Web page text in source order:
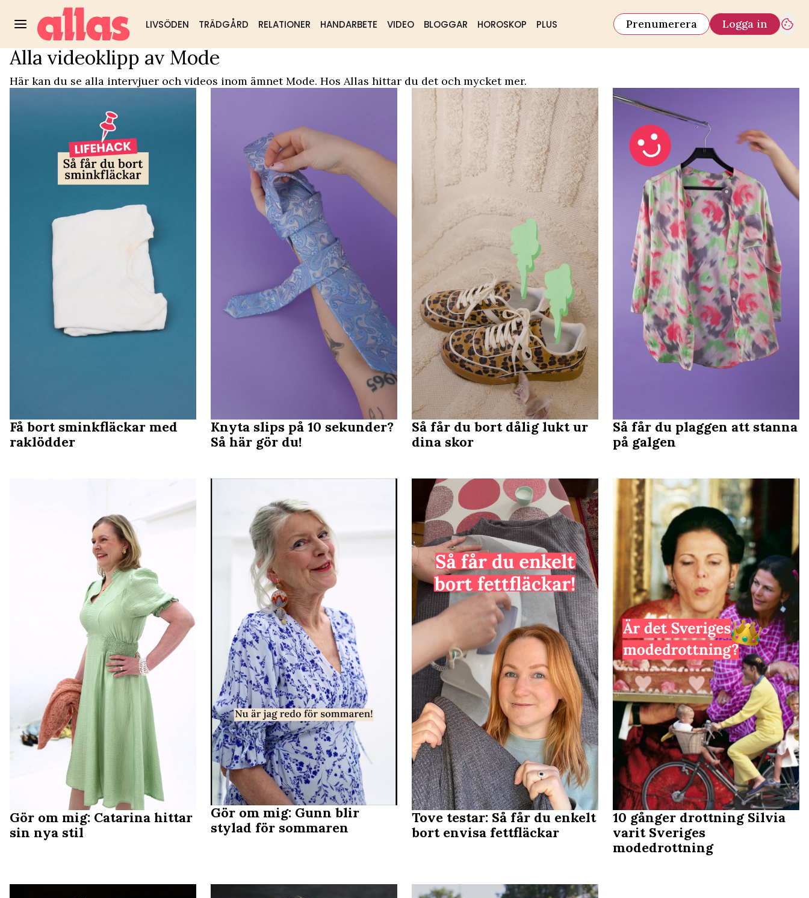
LIVSÖDEN TRÄDGÅRD RELATIONER HANDARBETE VIDEO BLOGGAR HOROSKOP PLUS Prenumerera Logga in
Populärt: Trädgård DIY & husmorstips Hälsa & välmående
Video Start/Mode
Alla videoklipp av Mode
Här kan du se alla intervjuer och videos inom ämnet Mode. Hos Allas hittar du det och mycket mer.
Få bort sminkfläckar med
raklödder
Knyta slips på 10 sekunder?
Så här gör du!
Så får du bort dålig lukt ur
dina skor
Så får du plaggen att stanna
på galgen
Gör om mig: Catarina hittar
sin nya stil
Gör om mig: Gunn blir
stylad för sommaren
Tove testar: Så får du enkelt
bort envisa fettfläckar
10 gånger drottning Silvia
varit Sveriges
modedrottning